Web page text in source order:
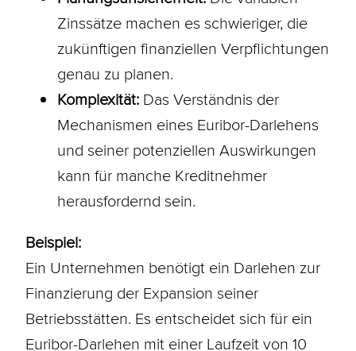
Zinssätze machen es schwieriger, die
zukünftigen finanziellen Verpflichtungen
genau zu planen.
Komplexität:Das Verständnis der
Mechanismen eines Euribor-Darlehens
und seiner potenziellen Auswirkungen
kann für manche Kreditnehmer
herausfordernd sein.
Beispiel:
Ein Unternehmen benötigt ein Darlehen zur
Finanzierung der Expansion seiner
Betriebsstätten. Es entscheidet sich für ein
Euribor-Darlehen mit einer Laufzeitvon 10